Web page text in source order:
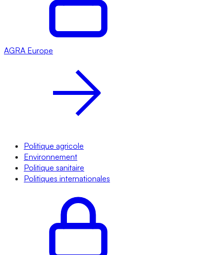
AGRA Europe
Politique agricole
Environnement
Politique sanitaire
Politiques internationales